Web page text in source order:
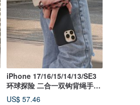
iPhone 17/16/15/14/13/SE3
环球探险 二合一双钩背绳手机
壳
US$ 57.46